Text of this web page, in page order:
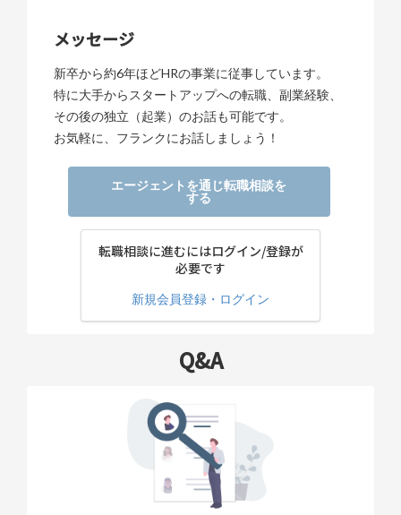
メッセージ
新卒から約6年ほどHRの事業に従事しています。
特に大手からスタートアップへの転職、副業経験、
その後の独立（起業）のお話も可能です。
お気軽に、フランクにお話しましょう！
エージェントを通じ転職相談を
する
転職相談に進むにはログイン/登録が
必要です
新規会員登録・ログイン
Q&A